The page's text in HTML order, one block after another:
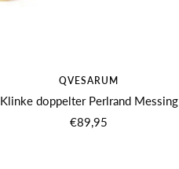
QVESARUM
Klinke doppelter Perlrand Messing
Angebotspreis
€89,95